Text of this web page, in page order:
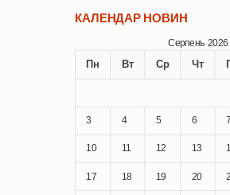
КАЛЕНДАР НОВИН
Серпень 2026
Пн Вт Ср Чт
3 4 5 6 7
10 11 12 13
17 18 19 20